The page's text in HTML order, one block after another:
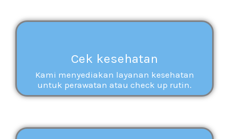
Cek kesehatan
Kami menyediakan layanan kesehatan
untuk perawatan atau check up rutin.